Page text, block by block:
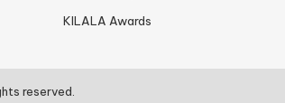
KILALA Awards
reserved.